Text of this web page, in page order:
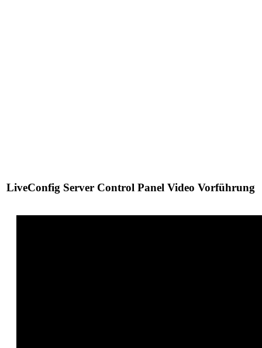
LiveConfig Server Control Panel Video Vorführung